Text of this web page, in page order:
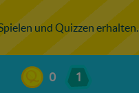
und Quizzen erhalten.
0 1